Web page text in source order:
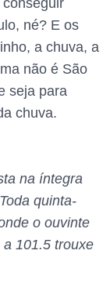
né? E os
a chuva, a
não é São
seja para
chuva.
na íntegra
quinta-
o ouvinte
101.5 trouxe